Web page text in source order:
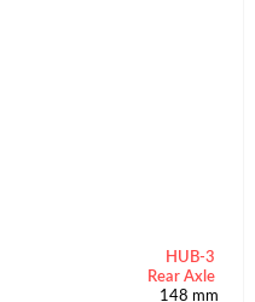
HUB-3
Rear Axle
148 mm